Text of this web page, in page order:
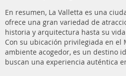
En resumen, La Valletta es una
ofrece una gran variedad de
historia y arquitectura hasta su
Con su ubicación privilegiada en el
ambiente acogedor, es un destino
buscan una experiencia auténtica